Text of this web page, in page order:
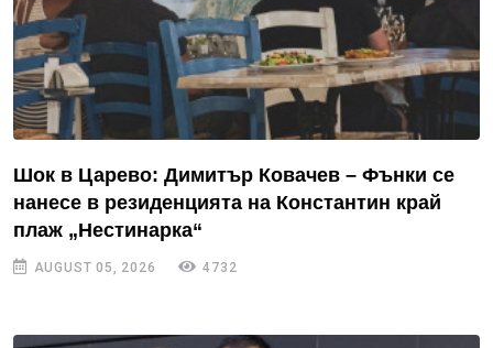
Шок в Царево: Димитър Ковачев – Фънки се
нанесе в резиденцията на Константин край
плаж „Нестинарка“
AUGUST 05, 2026 4732